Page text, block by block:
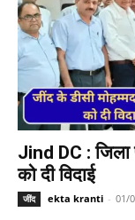
Jind DC : जिला
को दी विदाई
जींद ekta kranti - 01/